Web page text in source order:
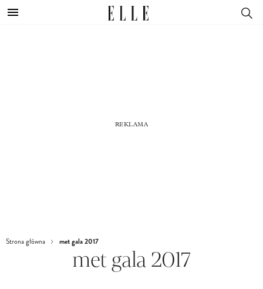
Strona główna met gala 2017
met gala 2017